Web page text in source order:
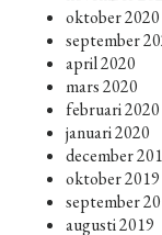
oktober 2020
september
april 2020
mars 2020
februari 2020
januari 2020
december
oktober 2019
september
augusti 2019